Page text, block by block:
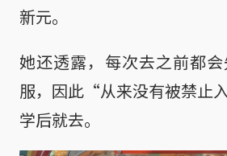
新元。
她还透露，每次去之前都
服，因此“从来没有被禁止
学后就去。